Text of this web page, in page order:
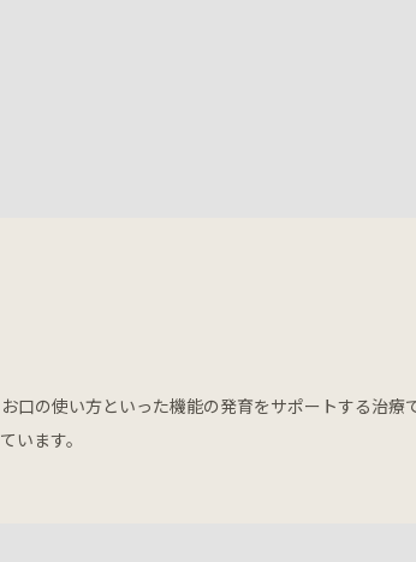
の使い方といった機能の発育をサポートする治療
います。